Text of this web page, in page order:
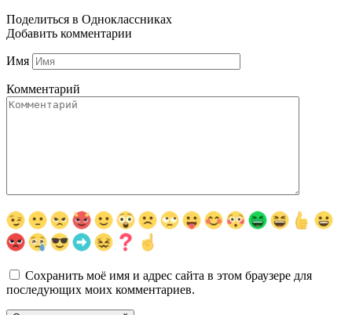
Поделиться в Одноклассниках
Добавить комментарии
Имя
Комментарий
Сохранить моё имя и адрес сайта в этом браузере для
последующих моих комментариев.